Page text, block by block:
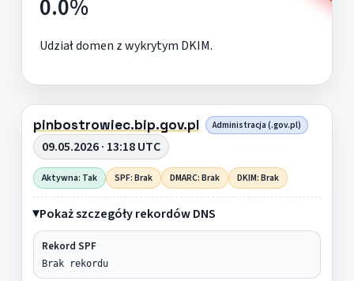
0.0%
Udział domen z wykrytym DKIM.
pinbostrowiec.bip.gov.pl Administracja (.gov.pl)
09.05.2026 · 13:18 UTC
Aktywna: Tak SPF: Brak DMARC: Brak DKIM: Brak
Pokaż szczegóły rekordów DNS
Rekord SPF
Brak rekordu